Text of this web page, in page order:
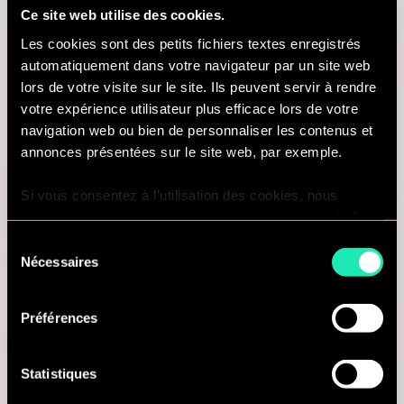
Ce site web utilise des cookies.
Les cookies sont des petits fichiers textes enregistrés
automatiquement dans votre navigateur par un site web
lors de votre visite sur le site. Ils peuvent servir à rendre
votre expérience utilisateur plus efficace lors de votre
navigation web ou bien de personnaliser les contenus et
annonces présentées sur le site web, par exemple.
Si vous consentez à l’utilisation des cookies, nous
consentir à cette utilisation à nouveau. Si vous ne
fonctionnement et ne personnalisera pas votre
Vous pouvez accéder à la liste complète des cookies
Nécessaires
Préférences
Statistiques
Je suis intéressé(e)
Consulting
PROCUREMENT & SOURCING
Senior Consultant in Procurement